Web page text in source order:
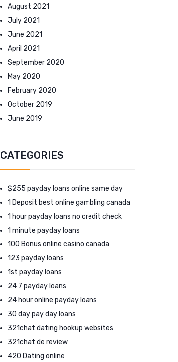
August 2021
July 2021
June 2021
April 2021
September 2020
May 2020
February 2020
October 2019
June 2019
CATEGORIES
$255 payday loans online same day
1 Deposit best online gambling canada
1 hour payday loans no credit check
1 minute payday loans
100 Bonus online casino canada
123 payday loans
1st payday loans
24 7 payday loans
24 hour online payday loans
30 day pay day loans
321chat dating hookup websites
321chat de review
420 Dating online